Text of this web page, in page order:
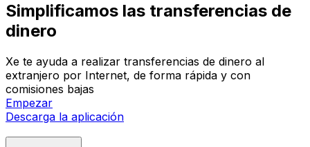
Simplificamos las transferencias de
dinero
Xe te ayuda a realizar transferencias de dinero al
extranjero por Internet, de forma rápida y con
comisiones bajas
Empezar
Descarga la aplicación